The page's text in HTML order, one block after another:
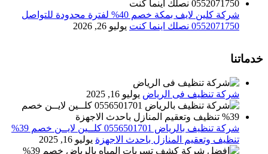
شركة كلين لايف بمكة خصم 40% لفترة محدودة للتواصل
0552071750 نصلك اينما كنت
يوليو 26, 2026
خدماتنا
شركة تنظيف فى الرياض يوليو 16, 2025
شركة تنظيف بالرياض 0556501701 كلــين لايــن خصم 39%
تنظيف وتعقيم المنازل باحدث الاجهزة يوليو 16, 2025